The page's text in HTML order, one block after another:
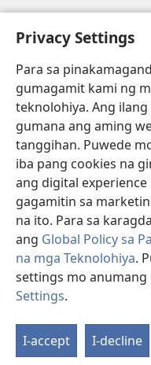
Privacy Settings
Para sa
gumagamit kami ng
teknolohiya. Ang
gumana ang aming
tanggihan. Puwede
iba pang cookies na
ang digital
gagamitin sa
na ito. Para sa
ang Global Policy sa
na mga Teknolohiya.
settings mo anumang
Settings.
I-accept I-decline
(may
na
bagong
window)
Watchtower ONLINE
(may
bubukas
na
bagong
window)
JW Hub ®
(may
bubukas
bagong
window)
JW Library ®
Watchtower Library®
Copyright© 2026 Watch
KASUNDUAN SA PAGGAMIT